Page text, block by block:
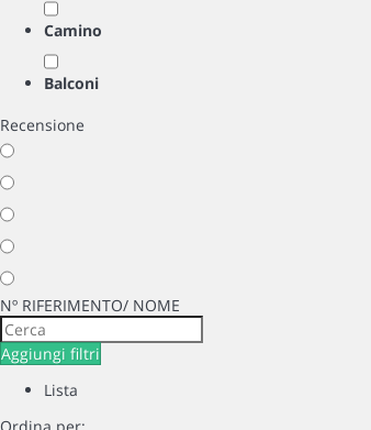
Camino
Balconi
Recensione
Nº RIFERIMENTO/ NOME
Aggiungi filtri
Lista